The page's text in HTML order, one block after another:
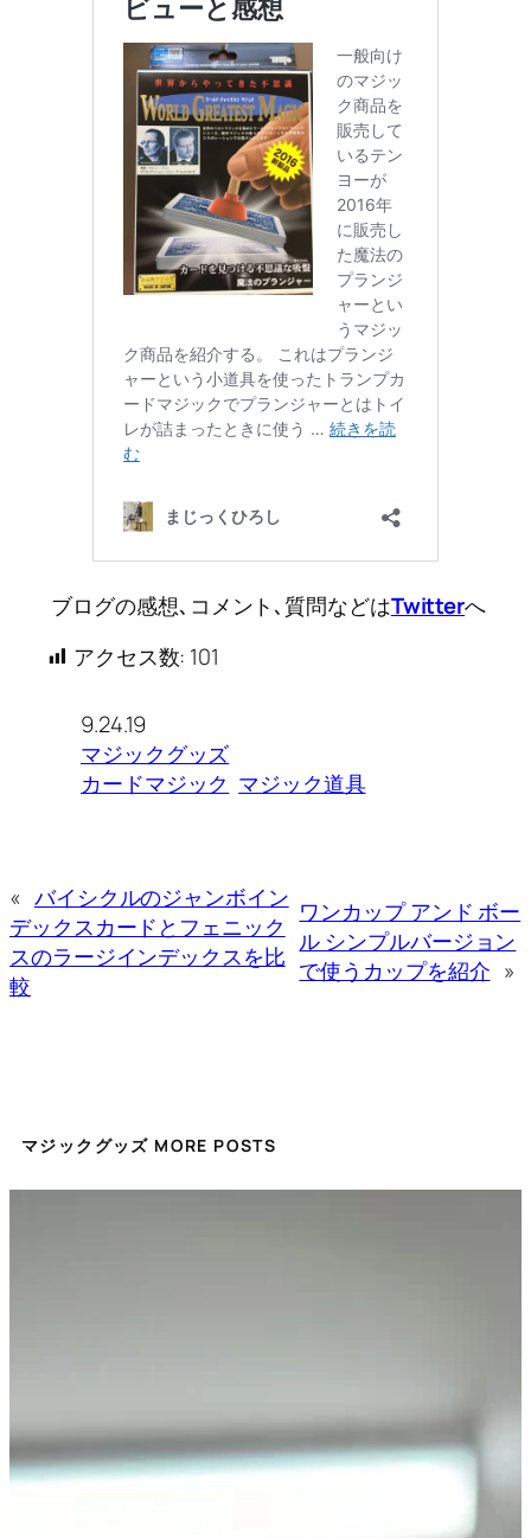
ブログの感想､コメント､質問などはTwitterへ
アクセス数: 101
9.24.19
マジックグッズ
カードマジック マジック道具
« バイシクルのジャンボイン
デックスカードとフェニック
スのラージインデックスを比
較
ワンカップ アンド ボー
ル シンプルバージョン
で使うカップを紹介 »
マジックグッズ MORE POSTS